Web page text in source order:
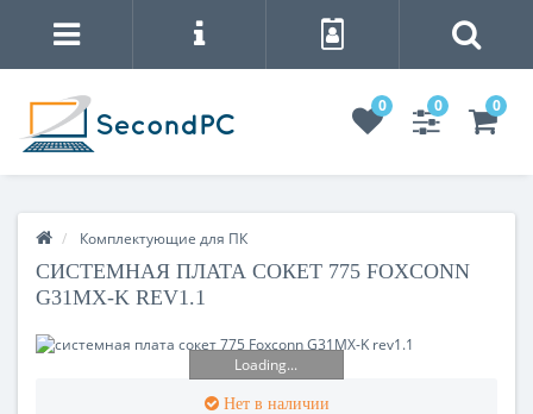
0 0 0
Комплектующие для ПК
СИСТЕМНАЯ ПЛАТА СОКЕТ 775 FOXCONN
G31MX-K REV1.1
Loading...
Нет в наличии